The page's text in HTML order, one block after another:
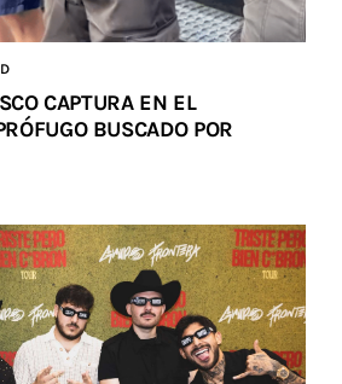
CAPTURA EN EL
BUSCADO POR